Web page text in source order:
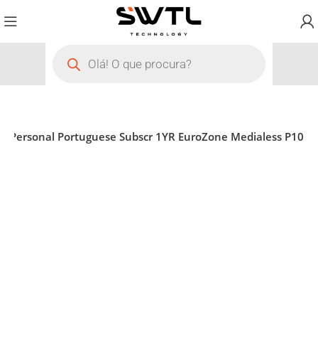
Personal Portuguese Subscr 1YR EuroZone Medialess P10